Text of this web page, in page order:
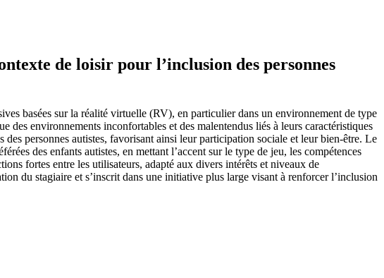
de loisir pour l’inclusion des personnes
basées sur la réalité virtuelle (RV), en particulier dans un environnement de type
environnements inconfortables et des malentendus liés à leurs caractéristiques
personnes autistes, favorisant ainsi leur participation sociale et leur bien-être. Le
des enfants autistes, en mettant l’accent sur le type de jeu, les compétences
fortes entre les utilisateurs, adapté aux divers intérêts et niveaux de
du stagiaire et s’inscrit dans une initiative plus large visant à renforcer l’inclusion